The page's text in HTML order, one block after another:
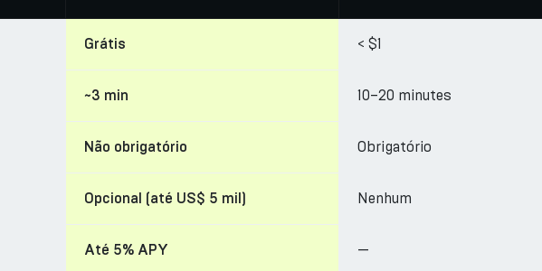
Grátis < $1
~3 min 10–20 minutes
Não obrigatório Obrigatório
Opcional (até US$ 5 mil) Nenhum
Até 5% APY —